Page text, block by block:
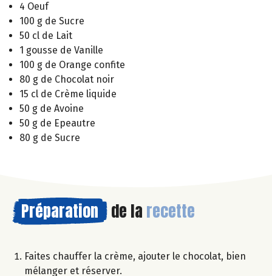
4 Oeuf
100 g de Sucre
50 cl de Lait
1 gousse de Vanille
100 g de Orange confite
80 g de Chocolat noir
15 cl de Crème liquide
50 g de Avoine
50 g de Epeautre
80 g de Sucre
Préparation de la recette
Faites chauffer la crème, ajouter le chocolat, bien
mélanger et réserver.